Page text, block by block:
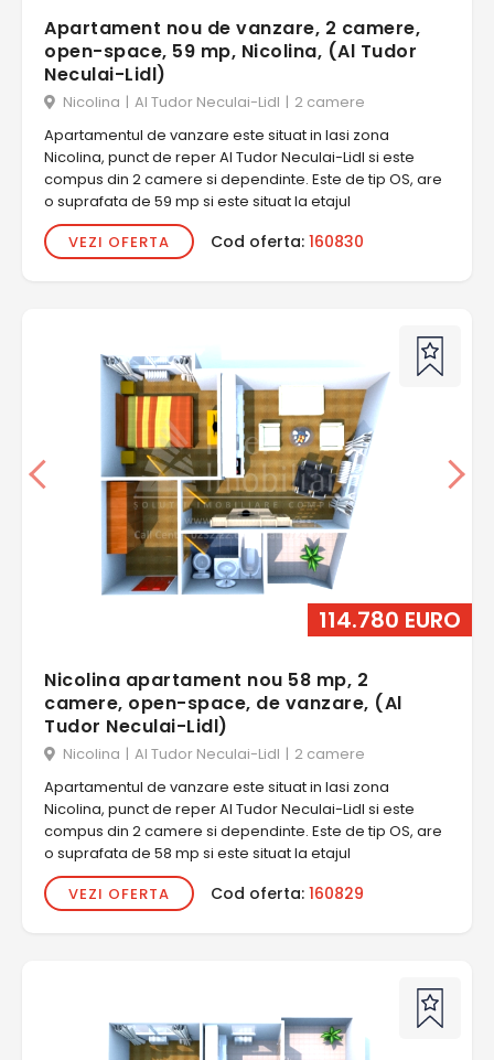
Apartament nou de vanzare, 2 camere,
open-space, 59 mp, Nicolina, (Al Tudor
Neculai-Lidl)
Nicolina | Al Tudor Neculai-Lidl | 2 camere
Apartamentul de vanzare este situat in Iasi zona
Nicolina, punct de reper Al Tudor Neculai-Lidl si este
compus din 2 camere si dependinte. Este de tip OS, are
o suprafata de 59 mp si este situat la etajul
VEZI OFERTA
Cod oferta: 160830
114.780 EURO
Nicolina apartament nou 58 mp, 2
camere, open-space, de vanzare, (Al
Tudor Neculai-Lidl)
Nicolina | Al Tudor Neculai-Lidl | 2 camere
Apartamentul de vanzare este situat in Iasi zona
Nicolina, punct de reper Al Tudor Neculai-Lidl si este
compus din 2 camere si dependinte. Este de tip OS, are
o suprafata de 58 mp si este situat la etajul
VEZI OFERTA
Cod oferta: 160829